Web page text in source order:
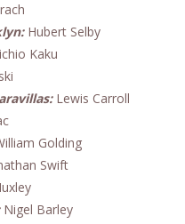
Hubert Selby
Kaku
Lewis Carroll
Golding
Swift
Nigel Barley